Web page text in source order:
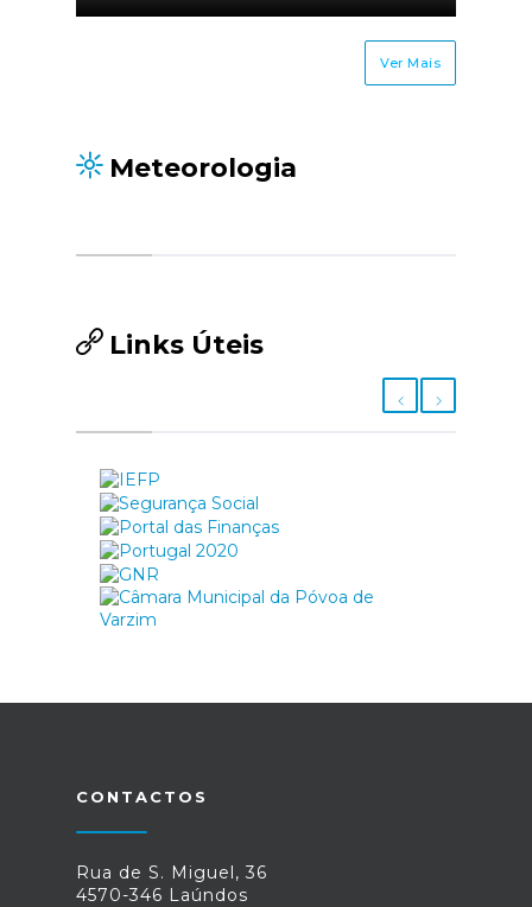
Ver Mais
Meteorologia
Links Úteis
CONTACTOS
Rua de S. Miguel, 36
4570-346 Laúndos